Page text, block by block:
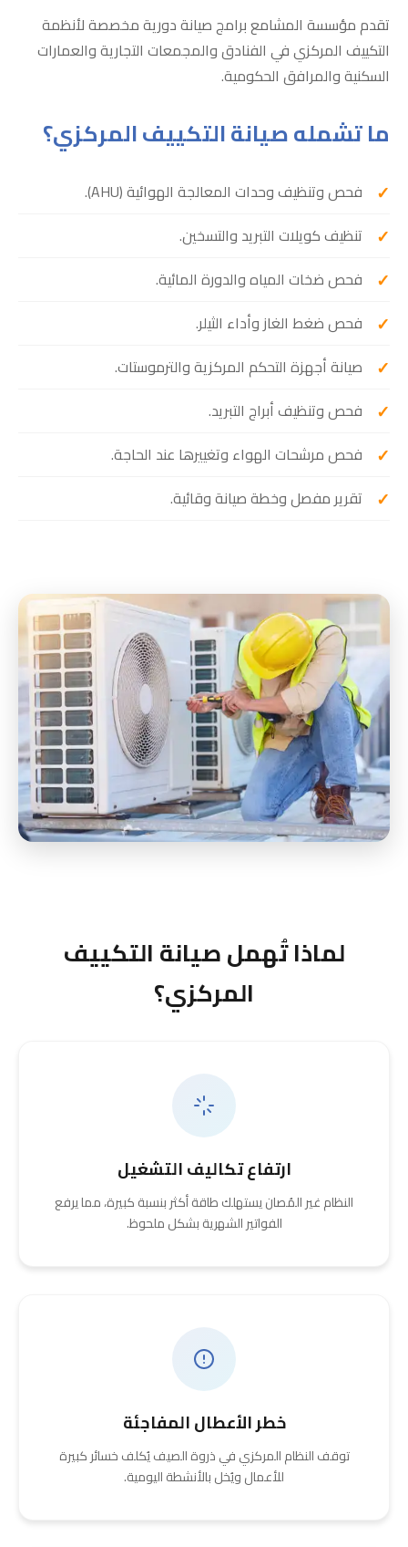
تقدم مؤسسة المشامع برامج صيانة دورية مخصصة لأنظمة
التكييف المركزي في الفنادق والمجمعات التجارية والعمارات
السكنية والمرافق الحكومية.
ما تشمله صيانة التكييف المركزي؟
فحص وتنظيف وحدات المعالجة الهوائية (AHU).
تنظيف كويلات التبريد والتسخين.
فحص ضخات المياه والدورة المائية.
فحص ضغط الغاز وأداء الثيلر.
صيانة أجهزة التحكم المركزية والترموستات.
فحص وتنظيف أبراج التبريد.
فحص مرشحات الهواء وتغييرها عند الحاجة.
تقرير مفصل وخطة صيانة وقائية.
لماذا تُهمل صيانة التكييف
المركزي؟
ارتفاع تكاليف التشغيل
النظام غير المُصان يستهلك طاقة أكثر بنسبة كبيرة، مما يرفع
الفواتير الشهرية بشكل ملحوظ.
خطر الأعطال المفاجئة
توقف النظام المركزي في ذروة الصيف يُكلف خسائر كبيرة
للأعمال ويُخل بالأنشطة اليومية.